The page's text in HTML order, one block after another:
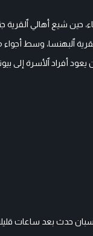
حين شيع أهالي ٱلقرية
بقرية ٱلبهنسا، وسط
أفراد ٱلأسرة إلى
حدث بعد ساعات